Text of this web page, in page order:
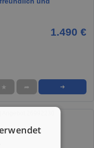
1.490 €
★ ➦ ➜